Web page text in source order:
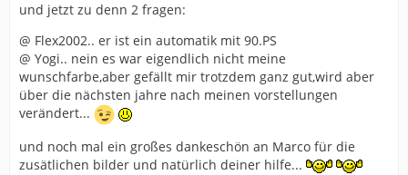
und jetzt zu denn 2 fragen:
@ Flex2002.. er ist ein automatik mit 90.PS
@ Yogi.. nein es war eigendlich nicht meine
wunschfarbe,aber gefällt mir trotzdem ganz gut,wird aber
über die nächsten jahre nach meinen vorstellungen
verändert...
und noch mal ein großes dankeschön an Marco für die
zusätlichen bilder und natürlich deiner hilfe...